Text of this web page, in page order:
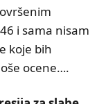
i sama nisam
koje bih
ocene….